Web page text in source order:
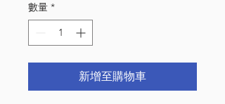
數量 *
新增至購物車